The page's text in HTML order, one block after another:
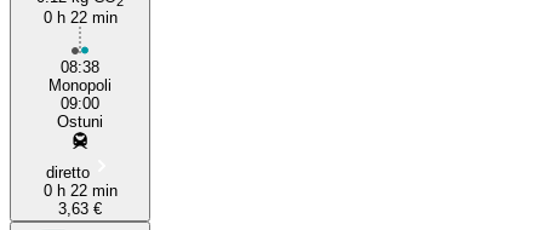
0 h 22 min
08:38
Monopoli
09:00
Ostuni
diretto
0 h 22 min
3,63 €